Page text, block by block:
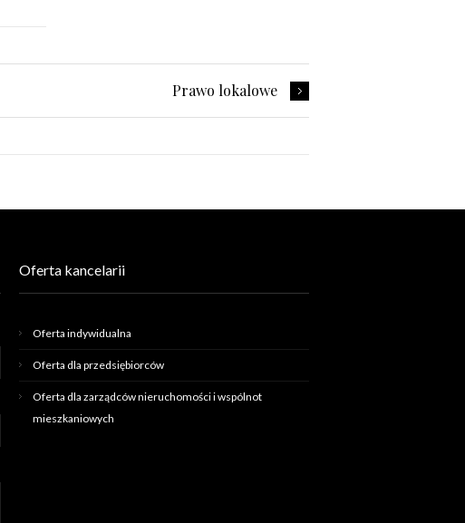
Prawo lokalowe
Oferta kancelarii
Oferta indywidualna
Oferta dla przedsiębiorców
Oferta dla zarządców nieruchomości i wspólnot
mieszkaniowych